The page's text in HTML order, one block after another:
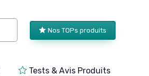
Nos TOPs produits
Tests & Avis Produits